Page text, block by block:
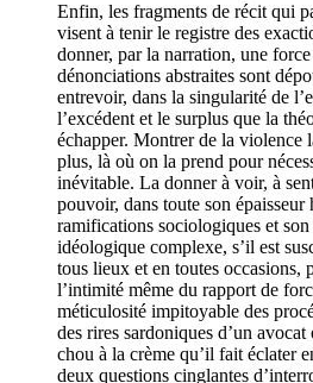
Enfin, les fragments de récit qui
visent à tenir le registre des
donner, par la narration, une
dénonciations abstraites sont
entrevoir, dans la singularité de
l’excédent et le surplus que la
échapper. Montrer de la violence
plus, là où on la prend pour
inévitable. La donner à voir, à
pouvoir, dans toute son épaisseur
ramifications sociologiques et son
idéologique complexe, s’il est
tous lieux et en toutes occasions,
l’intimité même du rapport de
méticulosité impitoyable des
des rires sardoniques d’un avocat
chou à la crème qu’il fait éclater
deux questions cinglantes